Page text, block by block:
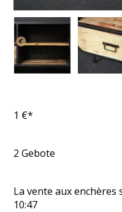
1 €*
2 Gebote
La vente aux enchères
10:47